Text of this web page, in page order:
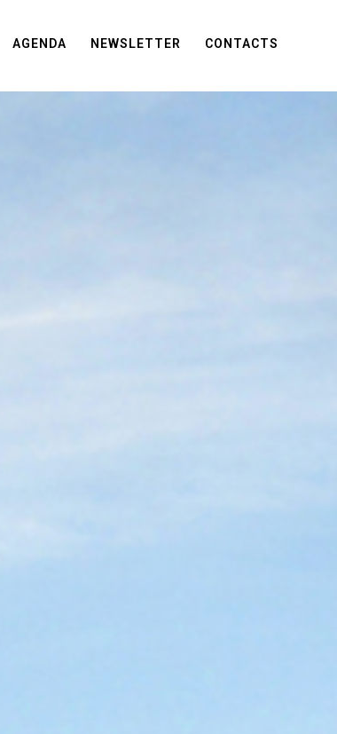
AGENDA NEWSLETTER CONTACTS